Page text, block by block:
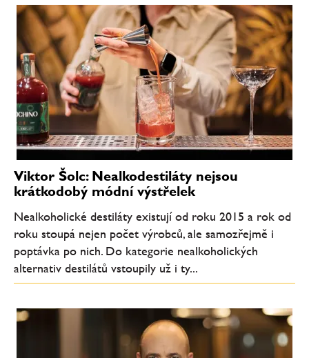
Viktor Šolc: Nealkodestiláty nejsou
krátkodobý módní výstřelek
Nealkoholické destiláty existují od roku 2015 a rok od
roku stoupá nejen počet výrobců, ale samozřejmě i
poptávka po nich. Do kategorie nealkoholických
alternativ destilátů vstoupily už i ty...